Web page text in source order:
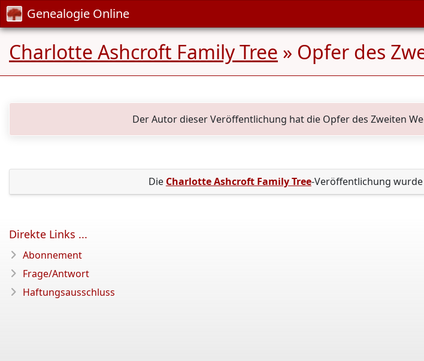
Genealogie Online
Charlotte Ashcroft Family Tree » Opfer des
Der Autor dieser Veröffentlichung hat die Opfer des Zweiten
Die Charlotte Ashcroft Family Tree-Veröffentlichung
Direkte Links ...
Abonnement
Frage/Antwort
Haftungsausschluss